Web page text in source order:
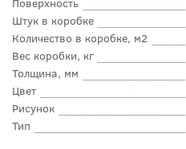
Штук в коробке
Количество в коробке, м2
Вес коробки, кг
Толщина, мм
Цвет
Рисунок
Тип